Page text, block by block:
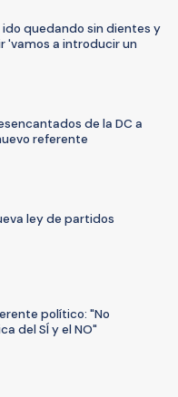
ido quedando sin dientes y
'vamos a introducir un
de la DC a
referente
ley de partidos
político: "No
del SÍ y el NO"